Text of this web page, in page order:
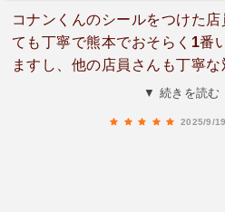
コナンくんのシールをつけた店
ても丁寧で熊本でおそらく1番
ますし、他の店員さんも丁寧
雰囲気のいいセブンイレブンだ
▼ 続きを読む
2025/9/